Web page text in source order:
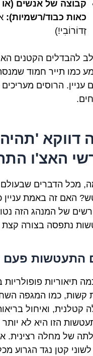
קבוצה של אנשים (או
כאות כבוד/רשמיות):
זְדוֹרוֹבִי!)
להבדלים הקטנים
כמו תייר חמוד
עניין. הרוסים
דווקא
האצ'ו
מכל הדברים
האם זה באמת עניין
של המנהג הזה
נתפסה בצורה קצת
התעטשות פעם
תיאוריות
קשות, כמו המגפה
קטלנית, ואיחול
הזו היא לא
של מחלה רצינית.
לשוני קטן נגד הגרוע